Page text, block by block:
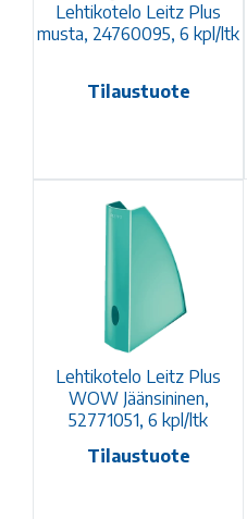
Lehtikotelo Leitz Plus
musta, 24760095, 6 kpl/ltk
Tilaustuote
Lehtikotelo Leitz Plus
WOW Jäänsininen,
52771051, 6 kpl/ltk
Tilaustuote